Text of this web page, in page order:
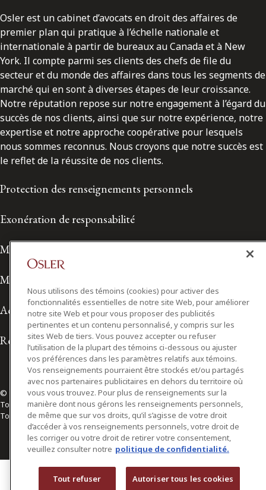
Osler est un cabinet d’avocats en droit des affaires de
premier plan qui pratique à l’échelle nationale et
internationale à partir de bureaux au Canada et à New
York. Il compte parmi ses clients des chefs de file du
secteur et du monde des affaires dans tous les segments de
marché qui en sont à diverses étapes de leur croissance.
Notre réputation repose sur notre engagement à l’égard du
succès de nos clients, ainsi que sur notre expérience, notre
expertise et notre approche coopérative pour lesquels
nous sommes reconnus. Nous croyons que notre succès est
le reflet de la réussite de nos clients.
Protection des renseignements personnels
Exonération de responsabilité
Modalités de prestation de services
Modalités d'utilisation
Accessibilité
Relations avec les médias
© 2026 Osler, Hoskin & Harcourt S.E.N.C.R.L./s.r.l.
Tous droits réservés
Toronto | Montréal | Calgary | Vancouver | Ottawa | New York
Nous utilisons des témoins (cookies) pour activer des
fonctionnalités essentielles de notre site Web, pour améliorer
notre site Web et pour vous proposer des publicités
pertinentes et un contenu personnalisé, y compris sur les
sites Web de tiers. Vous pouvez accepter ou refuser
l’utilisation de la plupart des témoins ci-dessous ou ajuster
vos préférences dans les paramètres relatifs aux témoins.
Vos renseignements pourraient être stockés et/ou partagés
avec nos partenaires publicitaires en dehors du territoire où
vous vous trouvez. Pour plus de renseignements sur la
manière dont nous gérons les renseignements personnels,
de même que sur vos droits, qu’il s’agisse de votre droit
d’accéder à vos renseignements personnels, votre droit de
les corriger ou votre droit de retirer votre consentement,
veuillez consulter notre politique de confidentialité.
Tout refuser Autoriser tous les cookies